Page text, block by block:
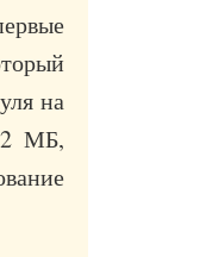
на
2 МБ,